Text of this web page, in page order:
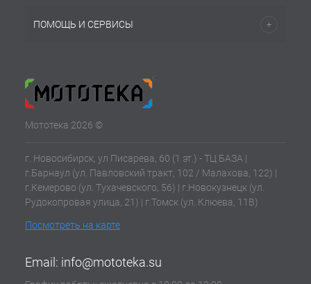
ПОМОЩЬ И СЕРВИСЫ
Мототека 2026 ©
г. Новосибирск, ул Писарева, 60 (1 эт.) - ТЦ БАЗА |
г.Барнаул (ул. Павловский тракт, 102 / Малахова, 122) |
г.Кемерово (ул. Тухачевского, 56) | г.Новокузнецк (ул.
Рудокопровая улица, 21) | г.Томск (ул. Клюева, 11В)
Посмотреть на карте
Email: info@mototeka.su